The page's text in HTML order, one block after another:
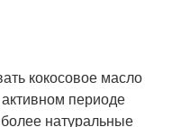
кокосовое масло
периоде
натуральные